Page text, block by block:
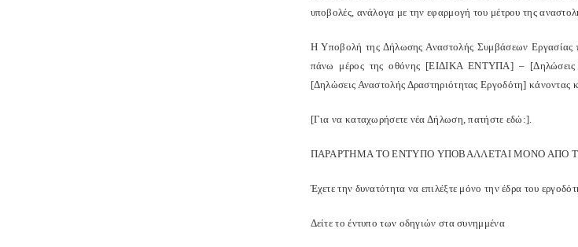
υποβολές, ανάλογα με την εφαρμογή του μέτρου της
Η Υποβολή της Δήλωσης Αναστολής Συμβάσεων Εργασίας
πάνω μέρος της οθόνης [ΕΙΔΙΚΑ ΕΝΤΥΠΑ] – [Δηλώσεις
[Δηλώσεις Αναστολής Δραστηριότητας Εργοδότη] κάνοντας
[Για να καταχωρήσετε νέα Δήλωση, πατήστε εδώ:].
ΠΑΡΑΡΤΗΜΑ ΤΟ ΕΝΤΥΠΟ ΥΠΟΒΑΛΛΕΤΑΙ ΜΟΝΟ ΑΠΟ
Έχετε την δυνατότητα να επιλέξτε μόνο την έδρα του
Δείτε το έντυπο των οδηγιών στα συνημμένα